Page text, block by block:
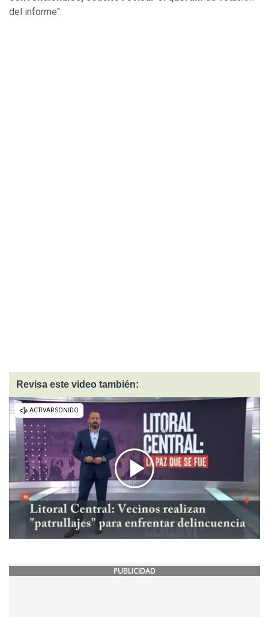
del informe".
Revisa este video también:
PUBLICIDAD